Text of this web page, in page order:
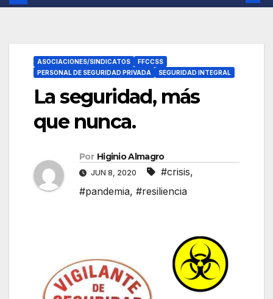
ASOCIACIONES/SINDICATOS
FFCCSS
PERSONAL DE SEGURIDAD PRIVADA
SEGURIDAD INTEGRAL
La seguridad, más
que nunca.
Por Higinio Almagro
JUN 8, 2020 #crisis,
#pandemia, #resiliencia